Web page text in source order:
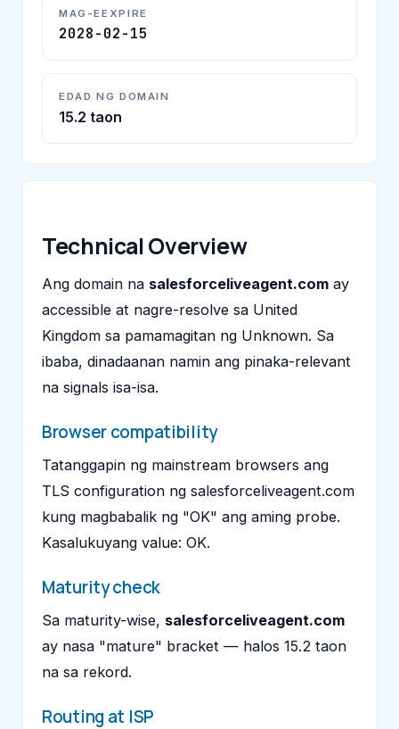
MAG-EEXPIRE
2028-02-15
EDAD NG DOMAIN
15.2 taon
Technical Overview
Ang domain na salesforceliveagent.com ay
accessible at nagre-resolve sa United
Kingdom sa pamamagitan ng Unknown. Sa
ibaba, dinadaanan namin ang pinaka-relevant
na signals isa-isa.
Browser compatibility
Tatanggapin ng mainstream browsers ang
TLS configuration ng salesforceliveagent.com
kung magbabalik ng "OK" ang aming probe.
Kasalukuyang value: OK.
Maturity check
Sa maturity-wise, salesforceliveagent.com
ay nasa "mature" bracket — halos 15.2 taon
na sa rekord.
Routing at ISP